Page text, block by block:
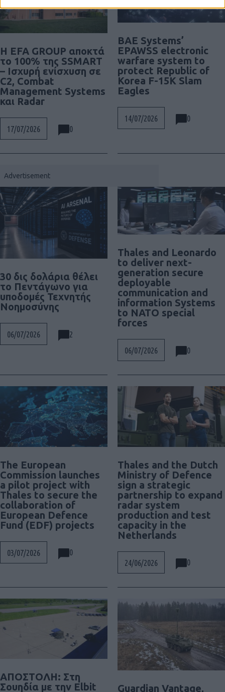
Η EFA GROUP αποκτά
το 100% της SSMART
– Ισχυρή ενίσχυση σε
C2, Combat
Management Systems
και Radar
17/07/2026 0
BAE Systems’
EPAWSS electronic
warfare system to
protect Republic of
Korea F-15K Slam
Eagles
14/07/2026 0
30 δις δολάρια θέλει
το Πεντάγωνο για
υποδομές Τεχνητής
Νοημοσύνης
06/07/2026 2
Thales and Leonardo
to deliver next-
generation secure
deployable
communication and
information Systems
to NATO special
forces
06/07/2026 0
The European
Commission launches
a pilot project with
Thales to secure the
collaboration of
European Defence
Fund (EDF) projects
03/07/2026 0
Thales and the Dutch
Ministry of Defence
sign a strategic
partnership to expand
radar system
production and test
capacity in the
Netherlands
24/06/2026 0
ΑΠΟΣΤΟΛΗ: Στη
Σουηδία με την Elbit
Guardian Vantage,